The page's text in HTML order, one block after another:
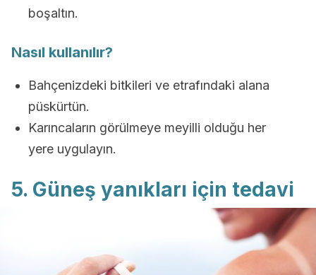
boşaltın.
Nasıl kullanılır?
Bahçenizdeki bitkileri ve etrafındaki alana
püskürtün.
Karıncaların görülmeye meyilli olduğu her
yere uygulayın.
5. Güneş yanıkları için tedavi